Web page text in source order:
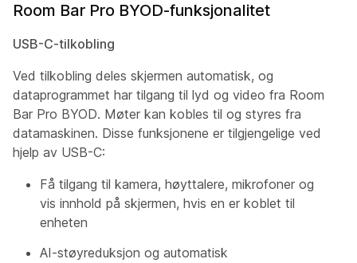
Room Bar Pro BYOD-funksjonalitet
USB-C-tilkobling
Ved tilkobling deles skjermen automatisk, og
dataprogrammet har tilgang til lyd og video fra Room
Bar Pro BYOD. Møter kan kobles til og styres fra
datamaskinen. Disse funksjonene er tilgjengelige ved
hjelp av USB-C:
Få tilgang til kamera, høyttalere, mikrofoner og
vis innhold på skjermen, hvis en er koblet til
enheten
AI-støyreduksjon og automatisk